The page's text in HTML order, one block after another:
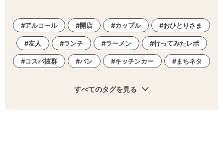
アルコール 開店 カップル おひとりさま
友人 ランチ ラーメン 行ってみたレポ
コスパ抜群 パン キッチンカー まちネタ
すべてのタグを見る